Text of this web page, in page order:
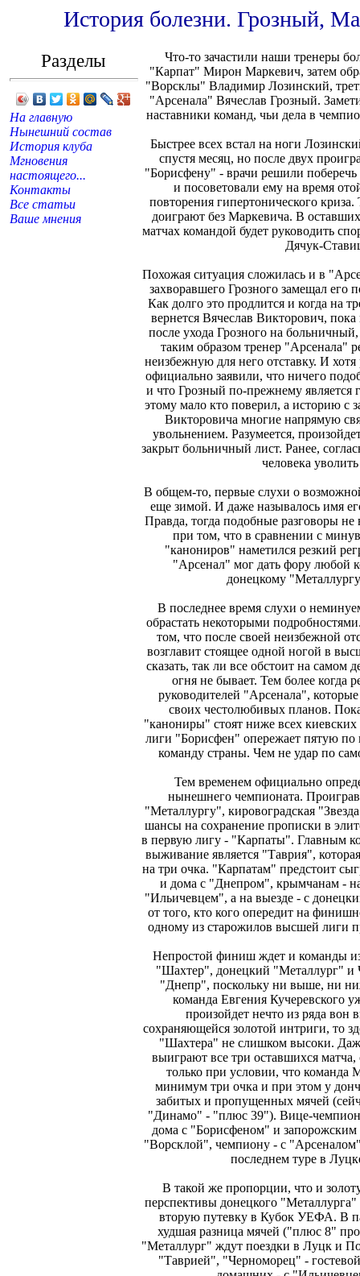
История болезни. Грозный,
Разделы
На главную
Нынешний состав
История клуба
Мгновения
настоящего...
Контакты
Все статьи
Ваше мнения
Что-то зачастили наши тренеры
"Карпат" Мирон Маркевич, затем
"Ворсклы" Владимир Лозинский,
"Арсенала" Вячеслав Грозный.
наставники команд, чьи дела в
Быстрее всех встал на ноги
спустя месяц, но после двух
"Борисфену" - врачи решили
и посоветовали ему на время
повторения гипертонического
доиграют без Маркевича. В
матчах командой будет руководить
Дячук-
Похожая ситуация сложилась и в
захворавшего Грозного замещал
Как долго это продлится и когда на
вернется Вячеслав Викторович,
после ухода Грозного на
таким образом тренер "Арсенала"
неизбежную для него отставку. И
официально заявили, что ничего
и что Грозный по-прежнему
этому мало кто поверил, а историю с
Викторовича многие напрямую
увольнением. Разумеется,
закрыт больничный лист. Ранее,
человека
В общем-то, первые слухи о
еще зимой. И даже называлось имя
Правда, тогда подобные разговоры
при том, что в сравнении с
"канониров" наметился резкий
"Арсенал" мог дать фору любой
донецкому
В последнее время слухи о
обрастать некоторыми
том, что после своей неизбежной
возглавит стоящее одной ногой в
сказать, так ли все обстоит на самом
огня не бывает. Тем более когда
руководителей "Арсенала",
своих честолюбивых планов.
"канониры" стоят ниже всех
лиги "Борисфен" опережает пятую по
команду страны. Чем не удар по
Тем временем официально
нынешнего чемпионата.
"Металлургу", кировоградская
шансы на сохранение прописки в
в первую лигу - "Карпаты". Главным
выживание является "Таврия",
на три очка. "Карпатам" предстоит
и дома с "Днепром", крымчанам -
"Ильичевцем", а на выезде - с
от того, кто кого опередит на
одному из старожилов высшей лиги
Непростой финиш ждет и команды
"Шахтер", донецкий "Металлург" и
"Днепр", поскольку ни выше, ни
команда Евгения Кучеревского
произойдет нечто из ряда вон
сохраняющейся золотой интриги, то
"Шахтера" не слишком высоки.
выиграют все три оставшихся
только при условии, что команда
минимум три очка и при этом у
забитых и пропущенных мячей
"Динамо" - "плюс 39"). Вице-
дома с "Борисфеном" и
"Ворсклой", чемпиону - с
последнем туре в
В такой же пропорции, что и
перспективы донецкого
вторую путевку в Кубок УЕФА. В
худшая разница мячей ("плюс 8"
"Металлург" ждут поездки в Луцк и
"Таврией", "Черноморец" -